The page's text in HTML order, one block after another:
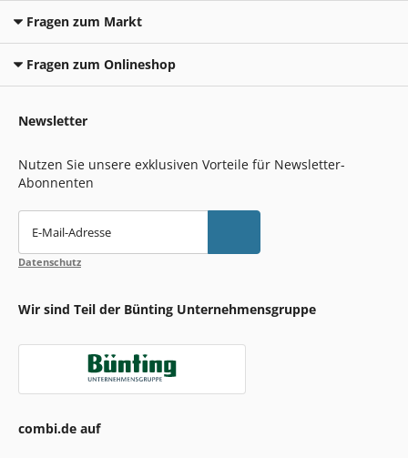
Fragen zum Markt
Fragen zum Onlineshop
Newsletter
Nutzen Sie unsere exklusiven Vorteile für Newsletter-
Abonnenten
E-Mail-Adresse
Datenschutz
Wir sind Teil der Bünting Unternehmensgruppe
combi.de auf